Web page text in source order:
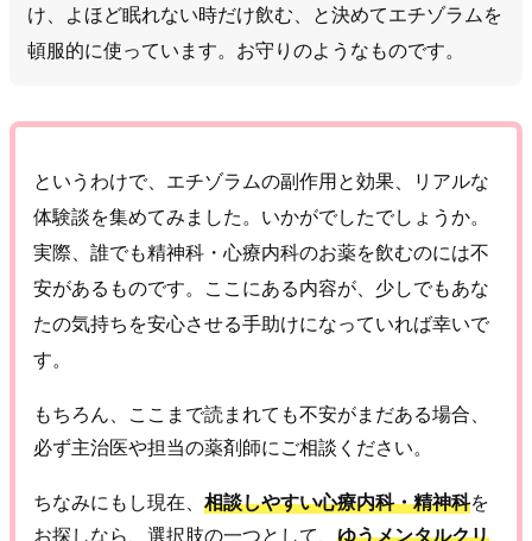
け、よほど眠れない時だけ飲む、と決めてエチゾラムを
頓服的に使っています。お守りのようなものです。
というわけで、エチゾラムの副作用と効果、リアルな
体験談を集めてみました。いかがでしたでしょうか。
実際、誰でも精神科・心療内科のお薬を飲むのには不
安があるものです。ここにある内容が、少しでもあな
たの気持ちを安心させる手助けになっていれば幸いで
す。
もちろん、ここまで読まれても不安がまだある場合、
必ず主治医や担当の薬剤師にご相談ください。
ちなみにもし現在、 相談しやすい心療内科・精神科を
お探しなら、選択肢の一つとして、 ゆうメンタルクリ